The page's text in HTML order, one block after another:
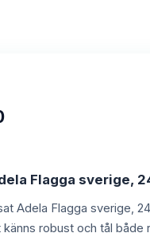
Flagga sverige,
Adela Flagga sverige,
robust och tål